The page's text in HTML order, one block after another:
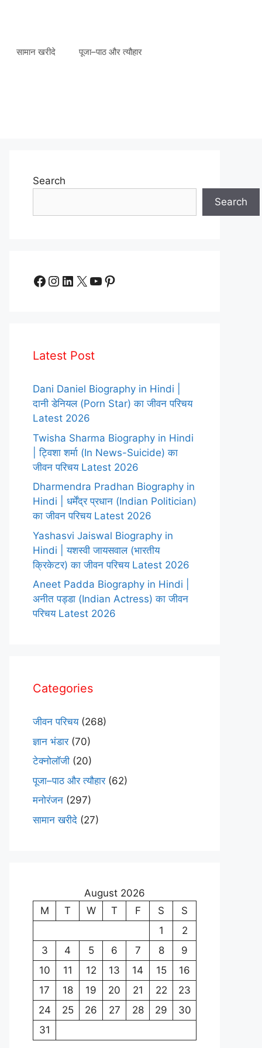
सामान खरीदे पूजा–पाठ और त्यौहार
Search
Search
Facebook
Instagram
LinkedIn
X YouTube
Pinterest
Latest Post
Dani Daniel Biography in Hindi |
दानी डेनियल (Porn Star) का जीवन परिचय
Latest 2026
Twisha Sharma Biography in Hindi
| ट्विशा शर्मा (In News-Suicide) का
जीवन परिचय Latest 2026
Dharmendra Pradhan Biography in
Hindi | धर्मेंद्र प्रधान (Indian Politician)
का जीवन परिचय Latest 2026
Yashasvi Jaiswal Biography in
Hindi | यशस्वी जायसवाल (भारतीय
क्रिकेटर) का जीवन परिचय Latest 2026
Aneet Padda Biography in Hindi |
अनीत पड्डा (Indian Actress) का जीवन
परिचय Latest 2026
Categories
जीवन परिचय(268)
ज्ञान भंडार(70)
टेक्नोलॉजी (20)
पूजा–पाठ और त्यौहार(62)
मनोरंजन (297)
सामान खरीदे (27)
August 2026
M
T W T F S
S
1
2
3
4 5 6 7 8
9
10
11 12 13 14 15
16
17
18 19 20 21 22
23
24
25 26 27 28 29
30
31